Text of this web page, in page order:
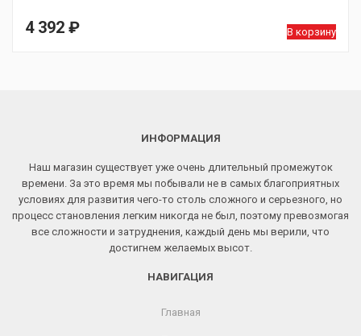
4 392 ₽ В корзину
ИНФОРМАЦИЯ
Наш магазин существует уже очень длительный промежуток
времени. За это время мы побывали не в самых благоприятных
условиях для развития чего-то столь сложного и серьезного, но
процесс становления легким никогда не был, поэтому превозмогая
все сложности и затруднения, каждый день мы верили, что
достигнем желаемых высот.
НАВИГАЦИЯ
Главная